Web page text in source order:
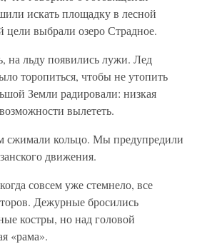
искать площадку в лесной
цели выбрали озеро Страдное.
на льду появились лужи. Лед
торопиться, чтобы не утопить
Земли радировали: низкая
вылететь.
сжимали кольцо. Мы предупредили
движения.
совсем уже стемнело, все
Дежурные бросились
костры, но над головой
«рама».